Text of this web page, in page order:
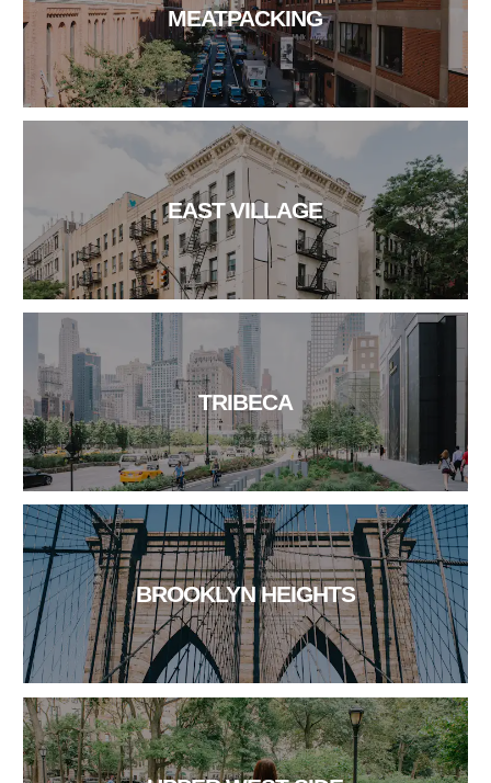
MEATPACKING
EAST VILLAGE
TRIBECA
BROOKLYN HEIGHTS